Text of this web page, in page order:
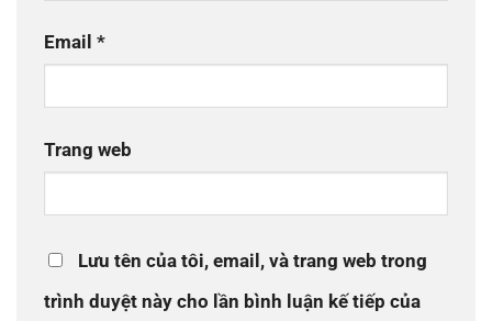
Email *
Trang web
Lưu tên của tôi, email, và trang web trong
trình duyệt này cho lần bình luận kế tiếp của